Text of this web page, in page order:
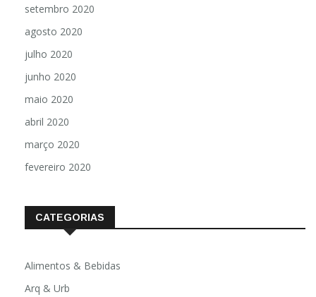
setembro 2020
agosto 2020
julho 2020
junho 2020
maio 2020
abril 2020
março 2020
fevereiro 2020
CATEGORIAS
Alimentos & Bebidas
Arq & Urb